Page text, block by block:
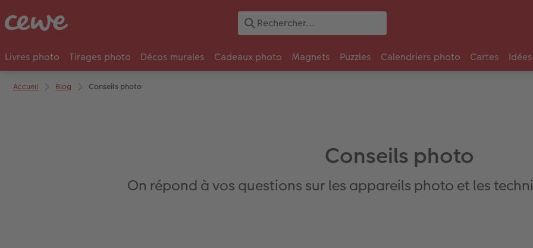
Livres photo Tirages photo Décos murales Cadeaux photo Magnets Puzzles Calendriers photo Cartes
Accueil Blog Conseils photo
Conseils photo
On répond à vos questions sur les appareils photo et les